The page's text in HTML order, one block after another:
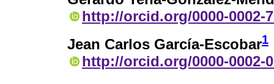
http://orcid.org/0000-0002-
Jean Carlos García-Escobar1
http://orcid.org/0000-0002-